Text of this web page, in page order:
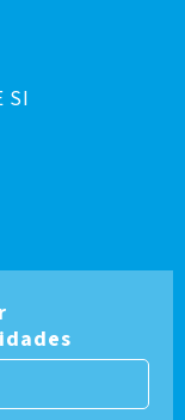
SI